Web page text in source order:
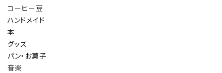
コーヒー豆
ハンドメイド
本
グッズ
パン・お菓子
音楽